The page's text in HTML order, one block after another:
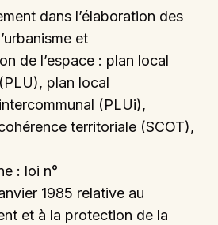
dans l’élaboration des
et
de l’espace : plan local
plan local
(PLUi),
territoriale (SCOT),
: loi n°
1985 relative au
et à la protection de la